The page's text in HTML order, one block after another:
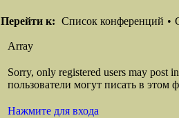
Перейти к: Список конференций •
Array
Sorry, only registered users may post
пользователи могут писать в этом
Нажмите для входа